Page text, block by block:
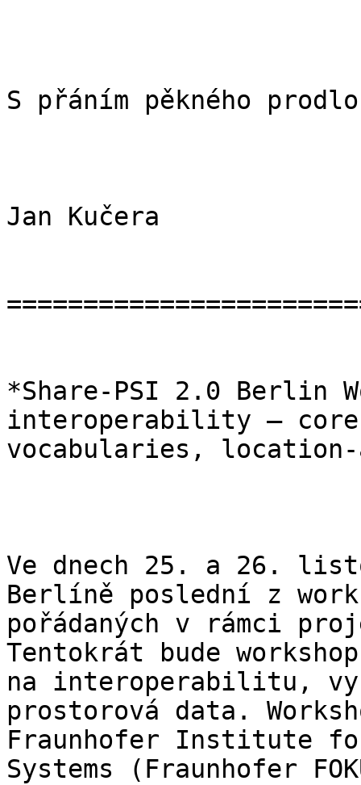
S přáním pěkného
Jan Kučera
*Share-PSI 2.0 Berlin
interoperability — core
vocabularies, location-
Ve dnech 25. a 26.
Berlíně poslední z
pořádaných v rámci
Tentokrát bude
na interoperabilitu,
prostorová data.
Fraunhofer Institute for
Systems (Fraunhofer